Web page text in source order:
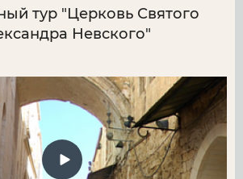
тур "Церковь Святого
Невского"